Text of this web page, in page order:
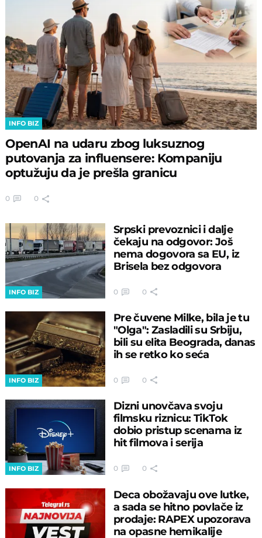
INFO BIZ
OpenAI na udaru zbog luksuznog
putovanja za influensere: Kompaniju
optužuju da je prešla granicu
0 0
INFO BIZ
Srpski prevoznici i dalje
čekaju na odgovor: Još
nema dogovora sa EU, iz
Brisela bez odgovora
0 0
INFO BIZ
Pre čuvene Milke, bila je tu
"Olga": Zasladili su Srbiju,
bili su elita Beograda, danas
ih se retko ko seća
0 0
INFO BIZ
Dizni unovčava svoju
filmsku riznicu: TikTok
dobio pristup scenama iz
hit filmova i serija
0 0
Deca obožavaju ove lutke,
a sada se hitno povlače iz
prodaje: RAPEX upozorava
na opasne hemikalije